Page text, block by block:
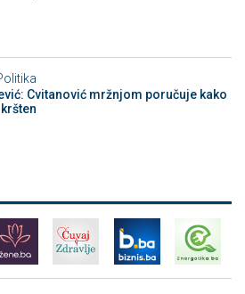
Cvitanović mržnjom poručuje kako